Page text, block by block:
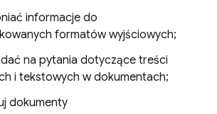
informacje do
formatów wyjściowych;
na pytania dotyczące treści
i tekstowych w dokumentach;
dokumenty